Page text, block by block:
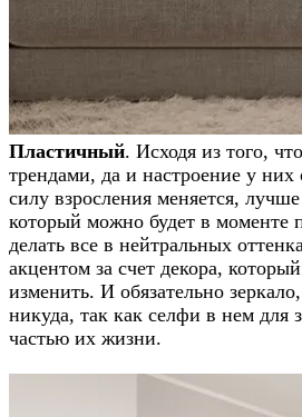
Пластичный. Исходя из того,
трендами, да и настроение у
силу взросления меняется,
который можно будет в моменте
делать все в нейтральных
акцентом за счет декора,
изменить. И обязательно
никуда, так как селфи в нем для
частью их жизни.